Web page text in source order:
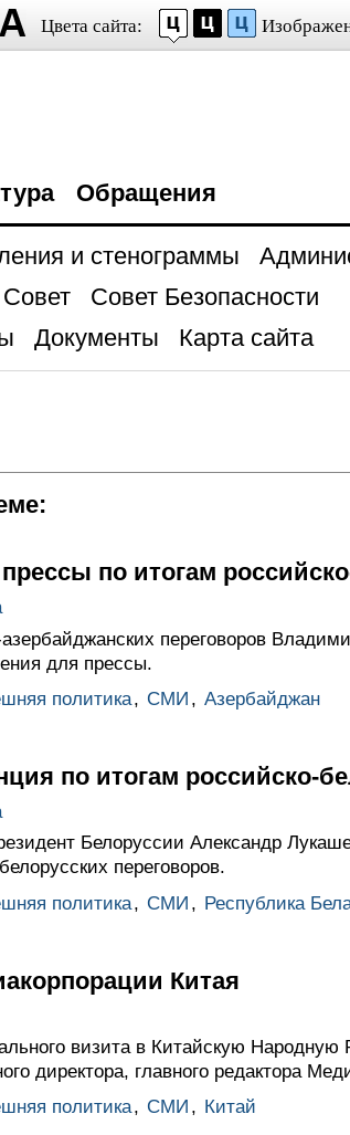
Цвета сайта:
Обращения
и стенограммы
Совет Безопасности
Документы Карта сайта
по итогам
переговоров
для прессы.
политика, СМИ , Азербайджан
по итогам российско-
Белоруссии Александр
переговоров.
политика, СМИ , Республика
Китая
визита в Китайскую Народную
директора, главного редактора
политика, СМИ , Китай